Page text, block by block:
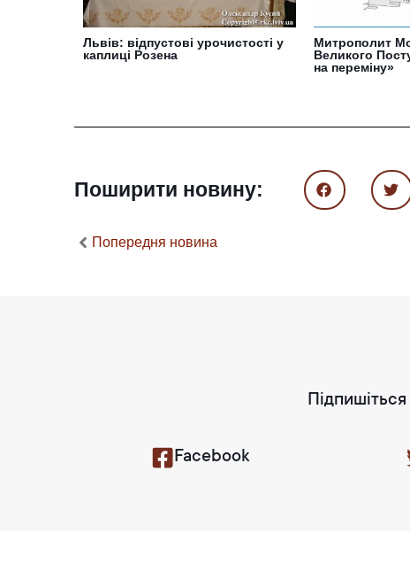
Львів: відпустові урочистості у
каплиці Розена
Митрополит
Великого
на переміну»
Поширити новину:
Попередня новина
Facebook